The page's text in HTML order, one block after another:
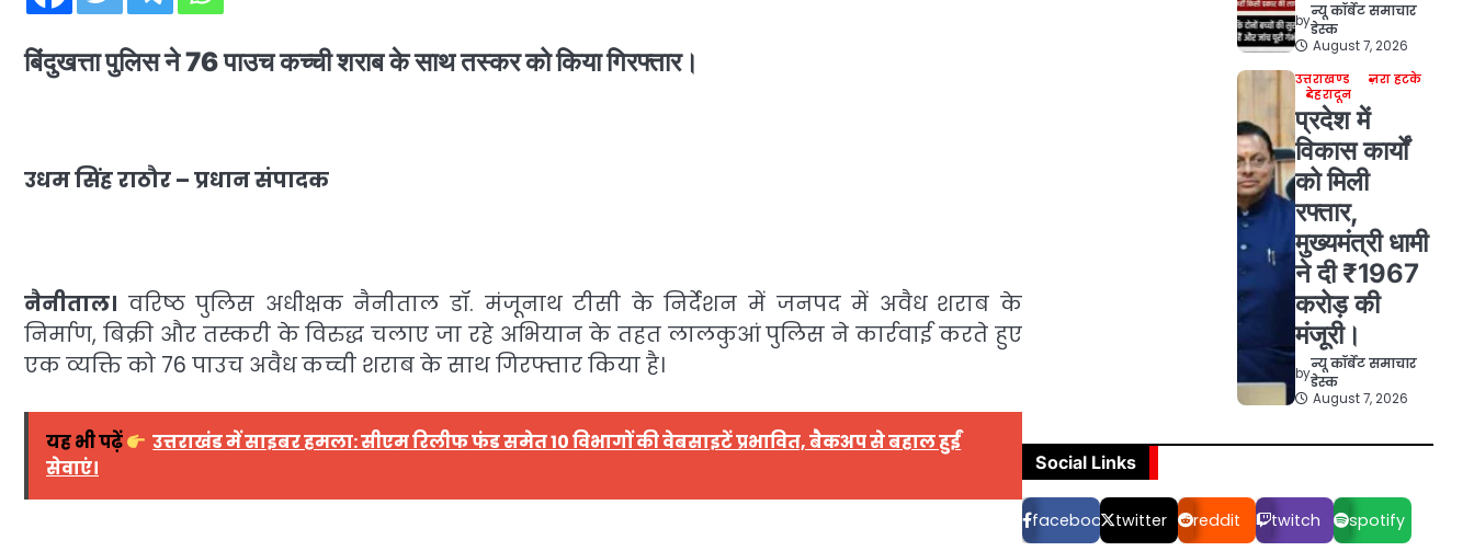
बिंदुखत्ता पुलिस ने 76 पाउच कच्ची शराब के साथ तस्कर को किया गिरफ्तार।
उधम सिंह राठौर – प्रधान संपादक
नैनीताल। वरिष्ठ पुलिस अधीक्षक नैनीताल डॉ. मंजूनाथ टीसी के निर्देशन में जनपद में अवैध शराब के
निर्माण, बिक्री और तस्करी के विरुद्ध चलाए जा रहे अभियान के तहत लालकुआं पुलिस ने कार्रवाई करते हुए
एक व्यक्ति को 76 पाउच अवैध कच्ची शराब के साथ गिरफ्तार किया है।
यह भी पढ़ें
उत्तराखंड में साइबर हमला: सीएम रिलीफ फंड समेत 10 विभागों की वेबसाइटें प्रभावित, बैकअप से बहाल हुईं
सेवाएं।
by
न्यू कॉर्बेट समाचार
डेस्क
August 7, 2026
उत्तराखण्ड
ज़रा हटके
देहरादून
प्रदेश में
विकास कार्यों
को मिली
रफ्तार,
मुख्यमंत्री धामी
ने दी ₹1967
करोड़ की
मंजूरी।
by
न्यू कॉर्बेट समाचार
डेस्क
August 7, 2026
Social Links
facebook twitter reddit twitch spotify